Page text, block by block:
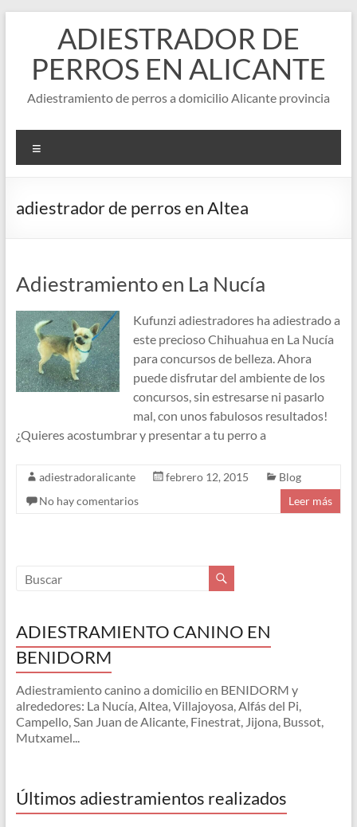
contenidoADIESTRADOR DE
PERROS EN ALICANTE
Adiestramiento de perros a domicilio Alicante provincia
adiestrador de perros en Altea
Adiestramiento en La Nucía
Kufunzi adiestradores ha adiestrado a
este precioso Chihuahua en La Nucía
para concursos de belleza. Ahora
puede disfrutar del ambiente de los
concursos, sin estresarse ni pasarlo
mal, con unos fabulosos resultados!
¿Quieres acostumbrar y presentar a tu perro a
adiestradoralicante febrero 12, 2015
Blog
No hay comentarios
Leer más
ADIESTRAMIENTO CANINO EN
BENIDORM
Adiestramiento canino a domicilio en BENIDORM y
alrededores: La Nucía, Altea, Villajoyosa, Alfás del Pi,
Campello, San Juan de Alicante, Finestrat, Jijona, Bussot,
Mutxamel...
Últimos adiestramientos realizados